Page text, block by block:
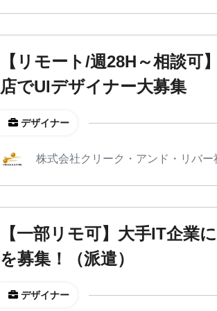
【リモート/週28H～相談可
店でUIデザイナー大募集
デザイナー
株式会社クリーク・アンド・リバー
【一部リモ可】大手IT企業
を募集！（派遣）
デザイナー